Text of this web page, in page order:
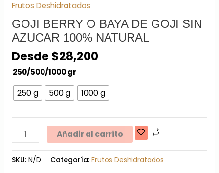
Frutos Deshidratados
GOJI BERRY O BAYA DE GOJI SIN
AZUCAR 100% NATURAL
Desde $28,200
250/500/1000 gr
250 g 500 g 1000 g
Añadir al carrito
SKU: N/D Categoría: Frutos Deshidratados